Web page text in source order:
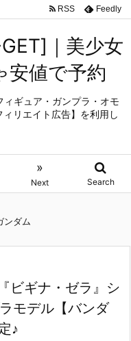
｜美少女
安値で予約
ィギュア・ガンプラ・オモ
リエイト広告】を利用し
»
Next Search
RSS Feedly
ンダム
ビギナ・ゼラ』シ
モデル【バンダ
♪